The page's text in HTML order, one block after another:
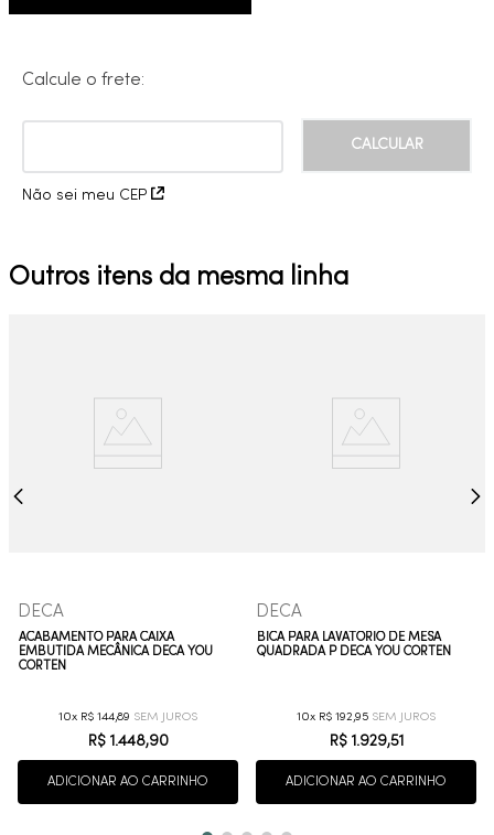
Calcule o frete:
Não sei meu CEP
Outros itens da mesma linha
DECA
ACABAMENTO PARA CAIXA
EMBUTIDA MECÂNICA DECA YOU
CORTEN
10 R$ 144,89
R$ 1 .448,90
ADICIONAR AO CARRINHO
DECA
BICA PARA LAVATÓRIO DE MESA
QUADRADA P DECA YOU CORTEN
10 R$ 192,95
R$ 1 .929,51
ADICIONAR AO CARRINHO